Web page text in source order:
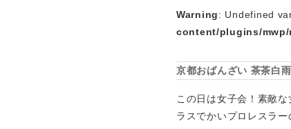
Warning: Undefined
content/plugins/
京都おばんざい 茶茶白
この日は女子会！素敵
ラスでかいプロレスラ